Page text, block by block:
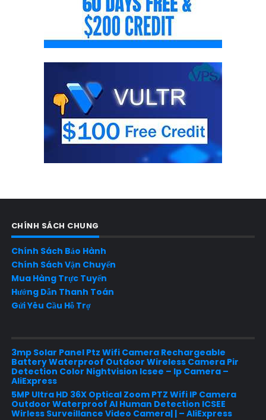
CHÍNH SÁCH CHUNG
Chính Sách Bảo Hành
Chính Sách Vận Chuyển
Mua Hàng Trực Tuyến
Hướng Dẫn Thanh Toán
Gửi Yêu Cầu Hỗ Trợ
3mp Solar Panel Ptz Wifi Camera Rechargeable
Battery Waterproof Outdoor Wireless Camera Pir
Detection Color Nightvision Icsee – Ip Camera –
AliExpress
5MP Ultra HD 36X Optical Zoom PTZ Wifi IP Camera
Outdoor Waterproof AI Human Detection ICSEE
Wirless Surveillance Video Camera| | – AliExpress